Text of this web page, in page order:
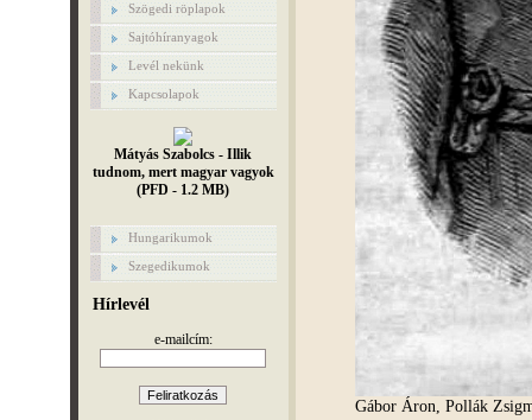
Szögedi röplapok
Sajtóhíranyagok
Levél nekünk
Kapcsolapok
Mátyás Szabolcs - Illik
tudnom, mert magyar vagyok
(PFD - 1.2 MB)
Hungarikumok
Szegedikumok
Hírlevél
e-mailcím:
Gábor Áron, Pollák